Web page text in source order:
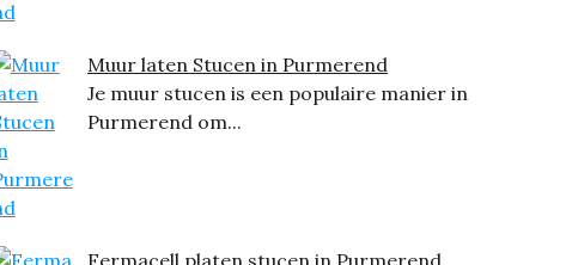
Muur laten Stucen in Purmerend
Je muur stucen is een populaire manier in
Purmerend om...